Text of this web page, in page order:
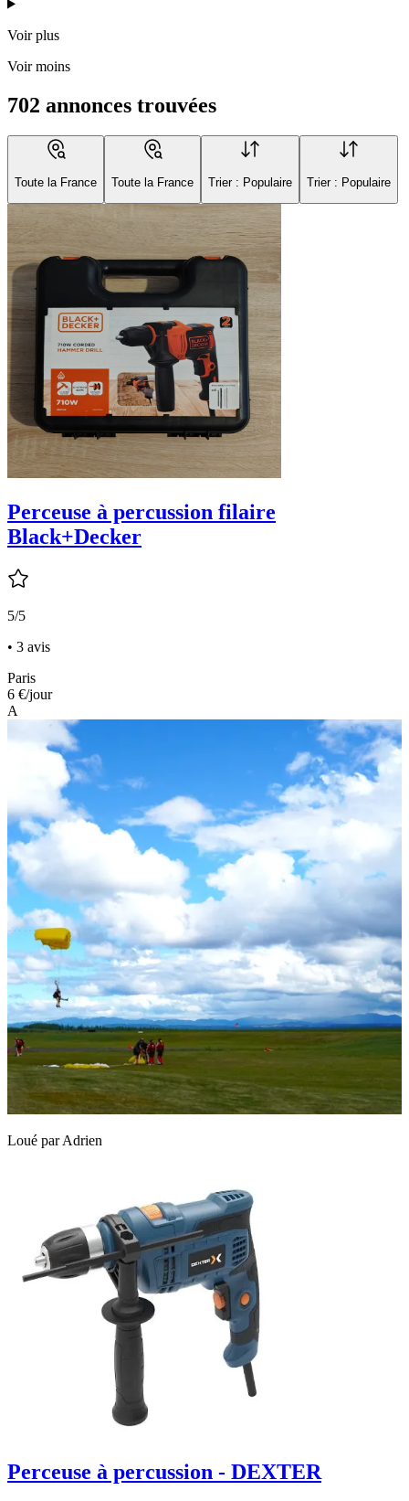
Voir plus
Voir moins
702 annonces trouvées
Toute la France Toute la France Trier : Populaire Trier : Populaire
Perceuse à percussion filaire
Black+Decker
5/5
• 3 avis
Paris
6 €/jour
A
Loué parAdrien
Perceuse à percussion - DEXTER